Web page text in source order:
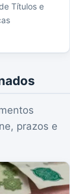
Títulos e
prazos e